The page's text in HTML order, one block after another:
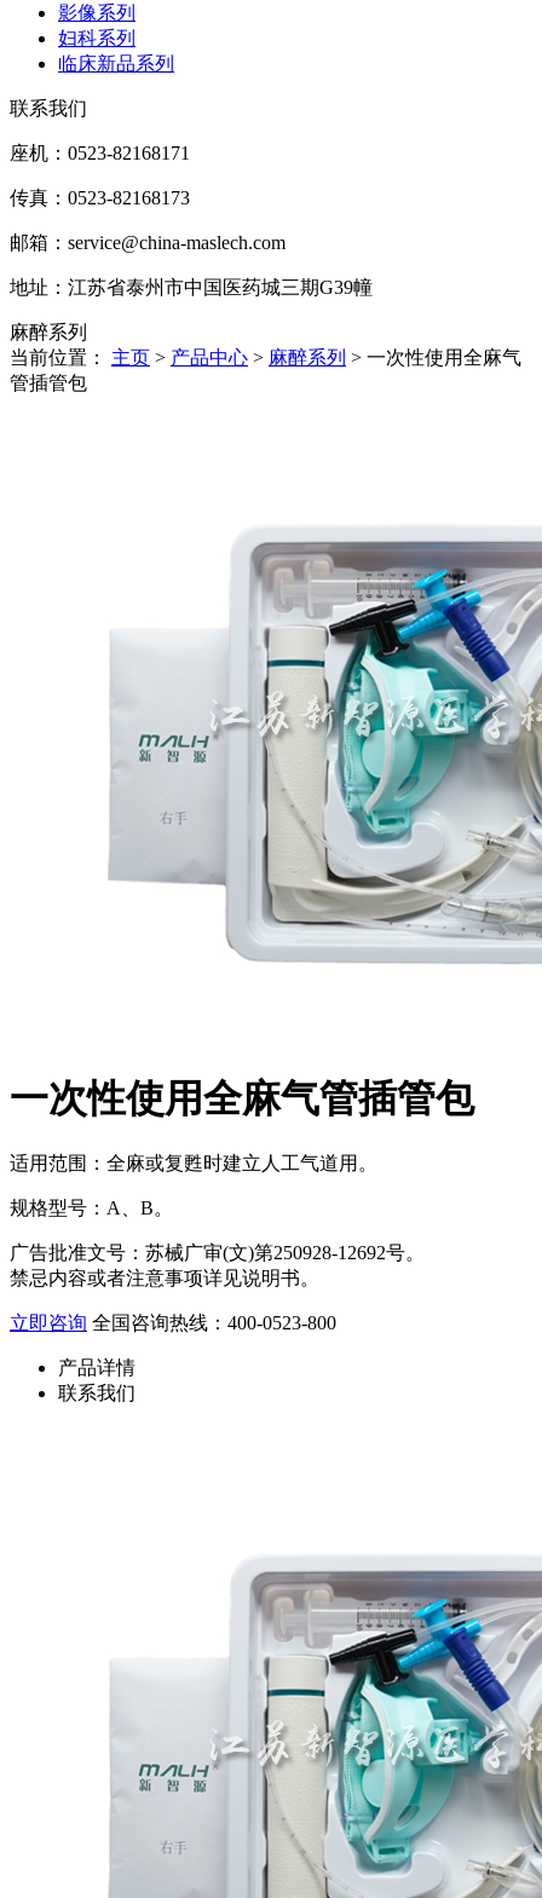
影像系列
妇科系列
临床新品系列
联系我们
座机：0523-82168171
传真：0523-82168173
邮箱：service@china-maslech.com
地址：江苏省泰州市中国医药城三期G39幢
麻醉系列
当前位置：
主页 > 产品中心 > 麻醉系列 > 一次性使用全麻气
管插管包
一次性使用全麻气管插管包
适用范围：全麻或复甦时建立人工气道用。
规格型号：A、B。
广告批准文号：苏械广审(文)第250928-12692号。
禁忌内容或者注意事项详见说明书。
立即咨询 全国咨询热线：400-0523-800
产品详情
联系我们